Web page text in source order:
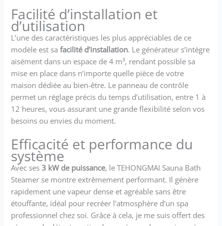
température atteint une
automatiquement, afin de ne
pas provoquer de fuite
d'électricité. Il dispose
également d'une protection
contre le manque d'eau,
d'une protection contre les
températures élevées pour
éviter la combustion à sec et
d'une protection contre les
Facilité d’installation et
d’utilisation
L’une des caractéristiques les plus appréciables de ce
modèle est safacilité d’installation. Le générateur s’intègre
aisément dans un espace de 4 m³, rendant possible sa
mise en place dans n’importe quelle pièce de votre
maison dédiée au bien-être. Le panneau de contrôle
permet un réglage précis du temps d’utilisation, entre 1 à
12 heures, vous assurant une grande flexibilité selon vos
besoins ou envies du moment.
Efficacité et performance du
système
Avec ses3 kW de puissance, le TEHONGMAI Sauna Bath
Steamer se montre extrêmement performant. Il génère
rapidement une vapeur dense et agréable sans être
étouffante, idéal pour recréer l’atmosphère d’un spa
professionnel chez soi. Grâce à cela, je me suis offert des